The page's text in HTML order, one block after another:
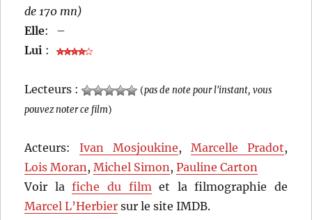
de 170 mn)
Elle:
–
Lui :
Lecteurs : (pas de note pour l'instant, vous
pouvez noter ce film)
Acteurs:Ivan Mosjoukine, Marcelle Pradot,
Lois Moran,Michel Simon,Pauline Carton
Voir lafiche du filmet la filmographie de
Marcel L’Herbier sur le site IMDB.